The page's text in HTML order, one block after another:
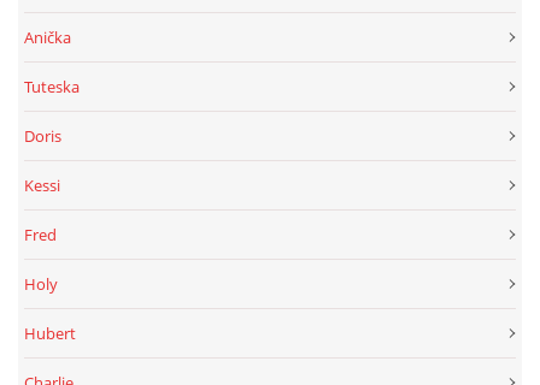
Anička
Tuteska
Doris
Kessi
Fred
Holy
Hubert